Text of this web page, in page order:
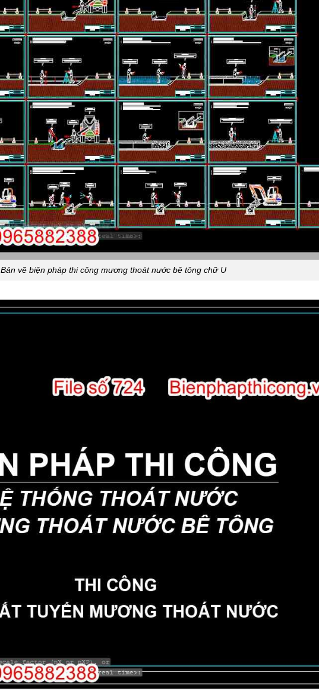
Bản vẽ biện pháp thi công mương thoát nước bê tông chữ U